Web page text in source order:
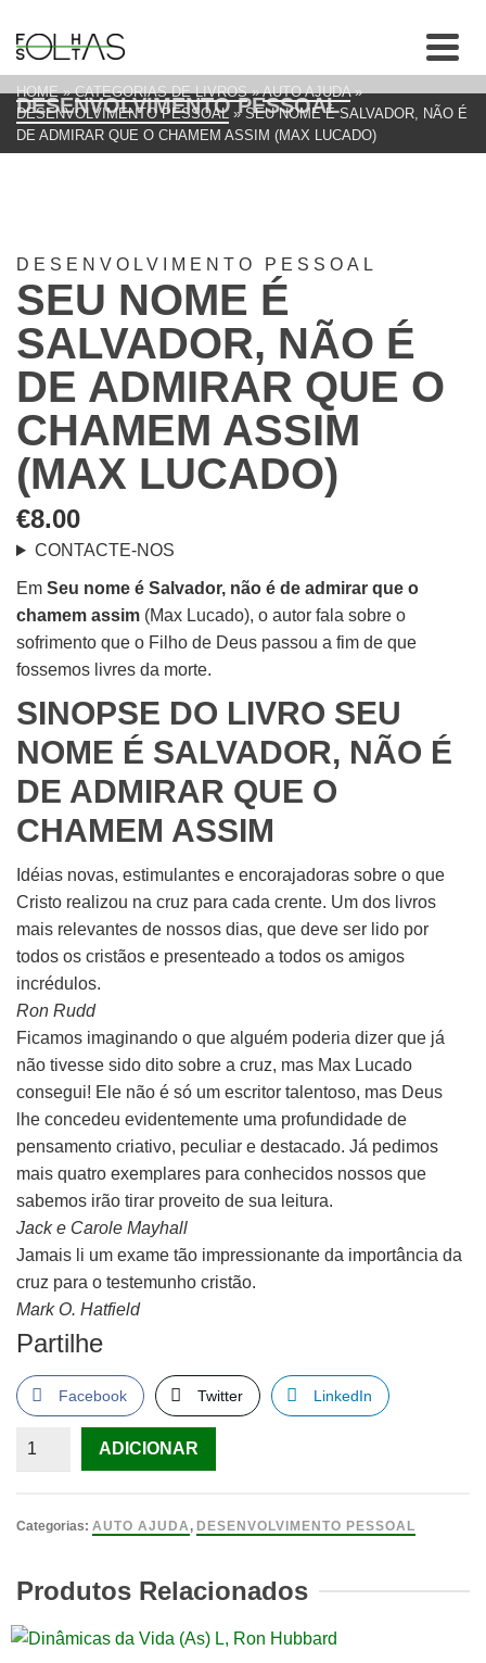
DESENVOLVIMENTO PESSOAL
HOME » CATEGORIAS DE LIVROS » AUTO AJUDA »
DESENVOLVIMENTO PESSOAL » SEU NOME É SALVADOR, NÃO É
DE ADMIRAR QUE O CHAMEM ASSIM (MAX LUCADO)
DESENVOLVIMENTO PESSOAL
SEU NOME É
SALVADOR, NÃO É
DE ADMIRAR QUE O
CHAMEM ASSIM
(MAX LUCADO)
€8.00
CONTACTE-NOS
Em Seu nome é Salvador, não é de admirar que o
chamem assim (Max Lucado), o autor fala sobre o
sofrimento que o Filho de Deus passou a fim de que
fossemos livres da morte.
SINOPSE DO LIVRO SEU
NOME É SALVADOR, NÃO É
DE ADMIRAR QUE O
CHAMEM ASSIM
Idéias novas, estimulantes e encorajadoras sobre o que
Cristo realizou na cruz para cada crente. Um dos livros
mais relevantes de nossos dias, que deve ser lido por
todos os cristãos e presenteado a todos os amigos
incrédulos.
Ron Rudd
Ficamos imaginando o que alguém poderia dizer que já
não tivesse sido dito sobre a cruz, mas Max Lucado
consegui! Ele não é só um escritor talentoso, mas Deus
lhe concedeu evidentemente uma profundidade de
pensamento criativo, peculiar e destacado. Já pedimos
mais quatro exemplares para conhecidos nossos que
sabemos irão tirar proveito de sua leitura.
Jack e Carole Mayhall
Jamais li um exame tão impressionante da importância da
cruz para o testemunho cristão.
Mark O. Hatfield
Partilhe
Facebook Twitter LinkedIn
Quantidade
nome
não
é
ADICIONAR
Categorias: AUTO AJUDA , DESENVOLVIMENTO PESSOAL
Produtos Relacionados